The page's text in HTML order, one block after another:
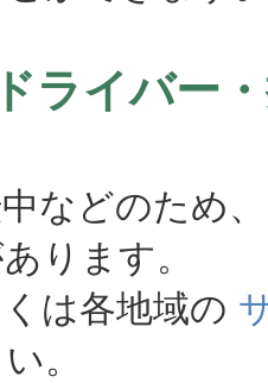
ドライバー
などのため
ります。
は各地域の
。